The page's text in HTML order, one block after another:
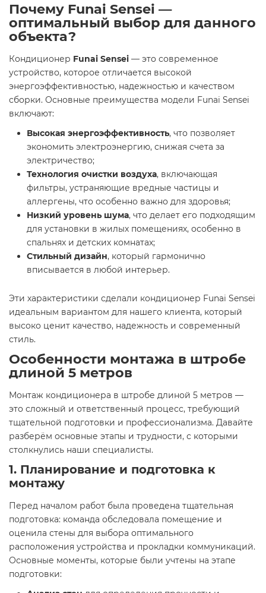
Почему Funai Sensei —
оптимальный выбор для данного
объекта?
Кондиционер Funai Sensei — это современное
устройство, которое отличается высокой
энергоэффективностью, надежностью и качеством
сборки. Основные преимущества модели Funai Sensei
включают:
Высокая энергоэффективность, что позволяет
экономить электроэнергию, снижая счета за
электричество;
Технология очистки воздуха, включающая
фильтры, устраняющие вредные частицы и
аллергены, что особенно важно для здоровья;
Низкий уровень шума, что делает его подходящим
для установки в жилых помещениях, особенно в
спальнях и детских комнатах;
Стильный дизайн, который гармонично
вписывается в любой интерьер.
Эти характеристики сделали кондиционер Funai Sensei
идеальным вариантом для нашего клиента, который
высоко ценит качество, надежность и современный
стиль.
Особенности монтажа в штробе
длиной 5 метров
Монтаж кондиционера в штробе длиной 5 метров —
это сложный и ответственный процесс, требующий
тщательной подготовки и профессионализма. Давайте
разберём основные этапы и трудности, с которыми
столкнулись наши специалисты.
1. Планирование и подготовка к
монтажу
Перед началом работ была проведена тщательная
подготовка: команда обследовала помещение и
оценила стены для выбора оптимального
расположения устройства и прокладки коммуникаций.
Основные моменты, которые были учтены на этапе
подготовки: